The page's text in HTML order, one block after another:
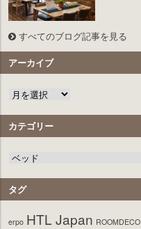
すべてのブログ記事を見る
アーカイブ
カテゴリー
タグ
erpo HTL Japan ROOMDECO